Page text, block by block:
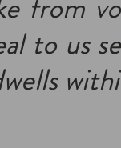
from
to us